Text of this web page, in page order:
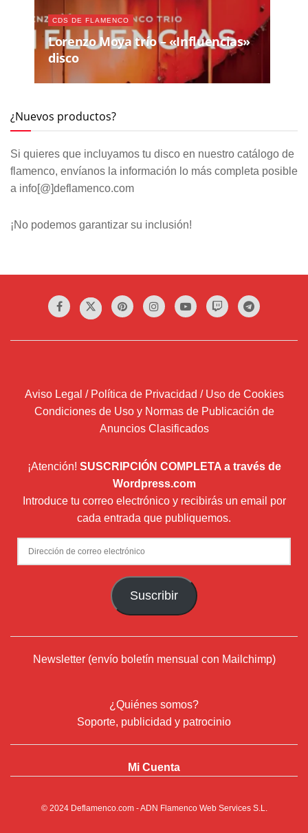
CDS DE FLAMENCO
Lorenzo Moya trío – «Influencias»
disco
¿Nuevos productos?
Si quieres que incluyamos tu disco en nuestro catálogo de
flamenco, envíanos la información lo más completa posible
a info[@]deflamenco.com
¡No podemos garantizar su inclusión!
Aviso Legal / Política de Privacidad / Uso de Cookies
Condiciones de Uso y Normas de Publicación de
Anuncios Clasificados
¡Atención! SUSCRIPCIÓN COMPLETA a través de
Wordpress.com
Introduce tu correo electrónico y recibirás un email por
cada entrada que publiquemos.
Dirección
de
Suscribir
Newsletter (envío boletín mensual con Mailchimp)
¿Quiénes somos?
Soporte, publicidad y patrocinio
Mi Cuenta
© 2024 Deflamenco.com- ADN Flamenco Web Services S.L.